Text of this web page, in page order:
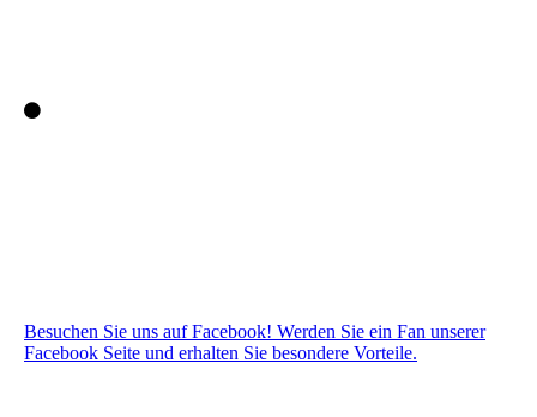
Besuchen Sie uns auf Facebook! Werden Sie ein Fan unserer
Facebook Seite und erhalten Sie besondere Vorteile.